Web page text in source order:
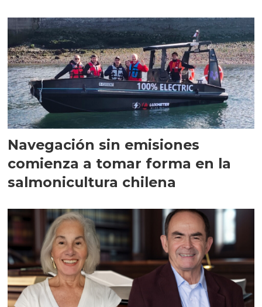
Navegación sin emisiones
comienza a tomar forma en la
salmonicultura chilena